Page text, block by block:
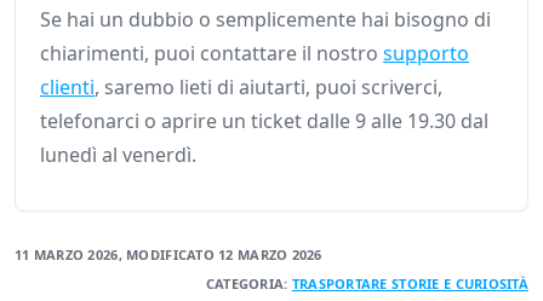
Se hai un dubbio o semplicemente hai bisogno di
chiarimenti, puoi contattare il nostro supporto
clienti, saremo lieti di aiutarti, puoi scriverci,
telefonarci o aprire un ticket dalle 9 alle 19.30 dal
lunedì al venerdì.
11 MARZO 2026, MODIFICATO 12 MARZO 2026
CATEGORIA: TRASPORTARESTORIE E CURIOSITÀ